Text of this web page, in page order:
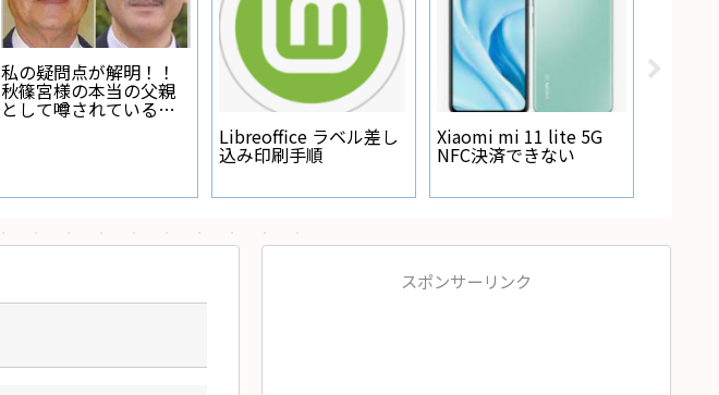
私の疑問点が解明！！
秋篠宮様の本当の父親
として噂されている人
Libreoffice ラベル差し
込み印刷手順
Xiaomi mi 11 lite 5G
NFC決済できない
スポンサーリンク